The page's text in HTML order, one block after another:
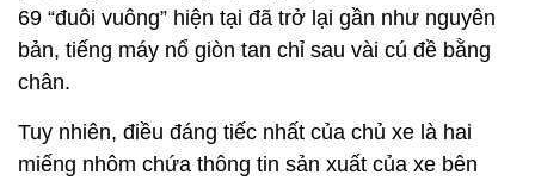
69 “đuôi vuông” hiện tại đã trở lại gần như nguyên
bản, tiếng máy nổ giòn tan chỉ sau vài cú đề bằng
chân.
Tuy nhiên, điều đáng tiếc nhất của chủ xe là hai
miếng nhôm chứa thông tin sản xuất của xe bên